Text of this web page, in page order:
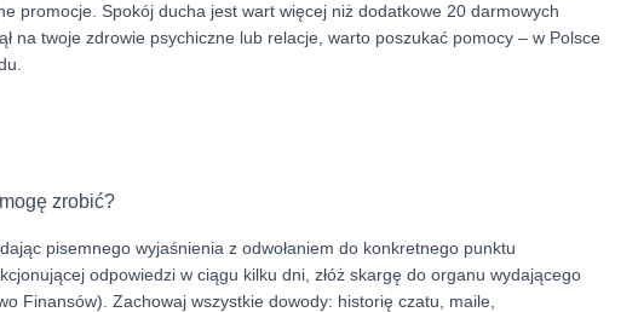
promocje. Spokój ducha jest wart więcej niż dodatkowe 20 darmowych
na twoje zdrowie psychiczne lub relacje, warto poszukać pomocy – w Polsce
zrobić?
pisemnego wyjaśnienia z odwołaniem do konkretnego punktu
odpowiedzi w ciągu kilku dni, złóż skargę do organu wydającego
Finansów). Zachowaj wszystkie dowody: historię czatu, maile,